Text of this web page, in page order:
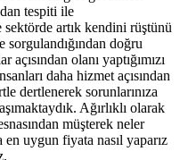
tespiti ile
artık kendini rüştünü
sorgulandığından doğru
olanı yaptığımızı
daha hizmet açısından
dertlenerek sorunlarınıza
Ağırlıklı olarak
müşterek neler
uygun fiyata nasıl yaparız